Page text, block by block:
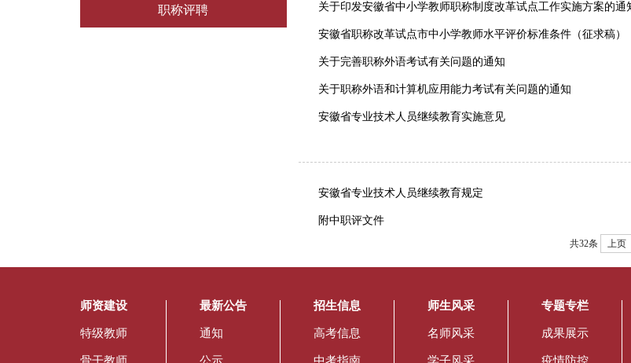
职称评聘 关于印发安徽省中小学教师职称制度改革试点工作实施方案的通
安徽省职称改革试点市中小学教师水平评价标准条件（征求稿）
关于完善职称外语考试有关问题的通知
关于职称外语和计算机应用能力考试有关问题的通知
安徽省专业技术人员继续教育实施意见
安徽省专业技术人员继续教育规定
附中职评文件
共32条 上页
师资建设
特级教师
最新公告
通知
招生信息
高考信息
师生风采
名师风采
专题专栏
成果展示